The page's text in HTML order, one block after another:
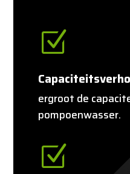
Z
ergroot de
pompoenwasser.
Z